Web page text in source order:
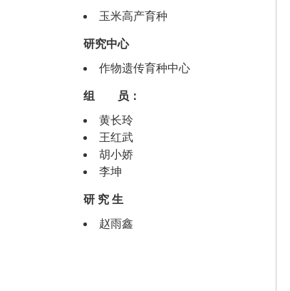
玉米高产育种
研究中心
作物遗传育种中心
组 员：
黄长玲
王红武
胡小娇
李坤
研 究 生
赵雨鑫